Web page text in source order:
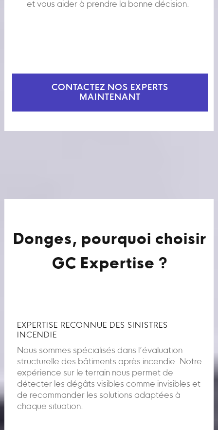
et vous aider à prendre la bonne décision.
CONTACTEZ NOS EXPERTS
MAINTENANT
Donges, pourquoi choisir
GC Expertise ?
EXPERTISE RECONNUE DES SINISTRES
INCENDIE
Nous sommes spécialisés dans l’évaluation
structurelle des bâtiments après incendie. Notre
expérience sur le terrain nous permet de
détecter les dégâts visibles comme invisibles et
de recommander les solutions adaptées à
chaque situation.